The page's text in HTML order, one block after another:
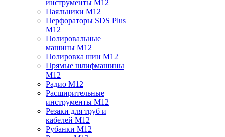
инструменты M12
Паяльники M12
Перфораторы SDS Plus
M12
Полировальные
машины M12
Полировка шин M12
Прямые шлифмашины
M12
Радио M12
Расширительные
инструменты M12
Резаки для труб и
кабелей M12
Рубанки M12